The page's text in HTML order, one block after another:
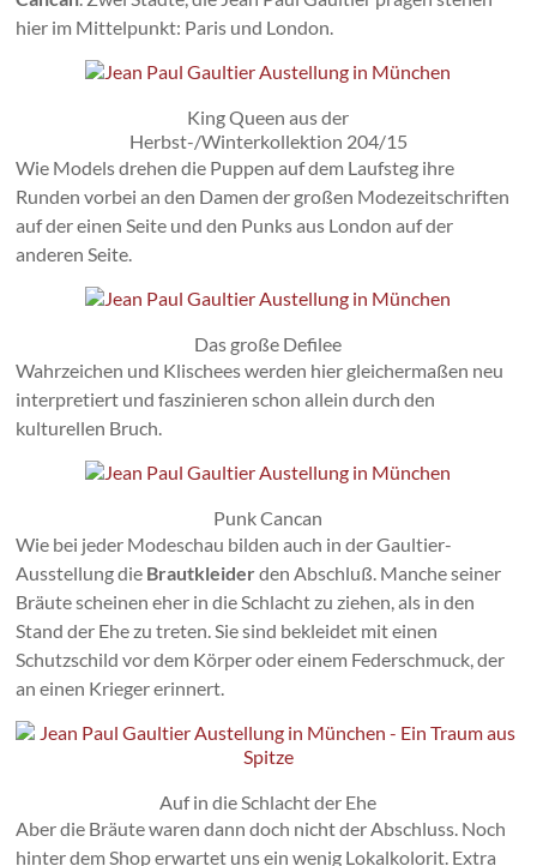
hier im Mittelpunkt: Paris und London.
King Queen aus der
Herbst-/Winterkollektion 204/15
Wie Models drehen die Puppen auf dem Laufsteg ihre
Runden vorbei an den Damen der großen Modezeitschriften
auf der einen Seite und den Punks aus London auf der
anderen Seite.
Das große Defilee
Wahrzeichen und Klischees werden hier gleichermaßen neu
interpretiert und faszinieren schon allein durch den
kulturellen Bruch.
Punk Cancan
Wie bei jeder Modeschau bilden auch in der Gaultier-
Ausstellung die Brautkleiderden Abschluß. Manche seiner
Bräute scheinen eher in die Schlacht zu ziehen, als in den
Stand der Ehe zu treten. Sie sind bekleidet mit einen
Schutzschild vor dem Körper oder einem Federschmuck, der
an einen Krieger erinnert.
Auf in die Schlacht der Ehe
Aber die Bräute waren dann doch nicht der Abschluss. Noch
hinter dem Shop erwartet uns ein wenig Lokalkolorit. Extra